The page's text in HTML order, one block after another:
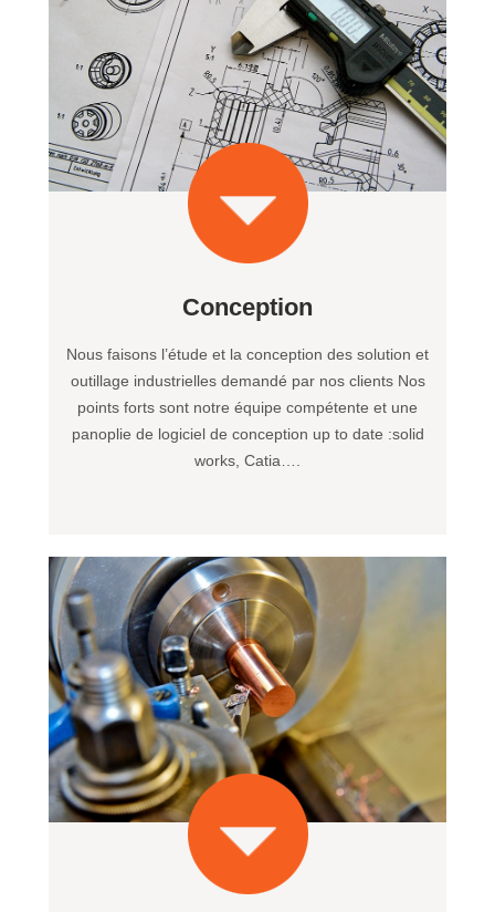
Conception
Nous faisons l’étude et la conception des solution et
outillage industrielles demandé par nos clients Nos
points forts sont notre équipe compétente et une
panoplie de logiciel de conception up to date :solid
works, Catia….